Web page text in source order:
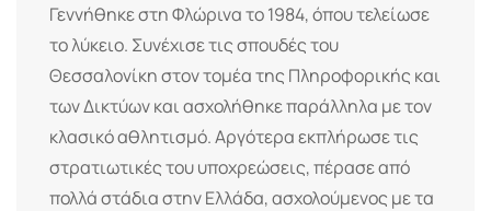
Γεννήθηκε στη Φλώρινα το 1984, όπου τελείωσε
το λύκειο. Συνέχισε τις σπουδές του
Θεσσαλονίκη στον τομέα της Πληροφορικής και
των Δικτύων και ασχολήθηκε παράλληλα με τον
κλασικό αθλητισμό. Αργότερα εκπλήρωσε τις
στρατιωτικές του υποχρεώσεις, πέρασε από
πολλά στάδια στην Ελλάδα, ασχολούμενος με τα